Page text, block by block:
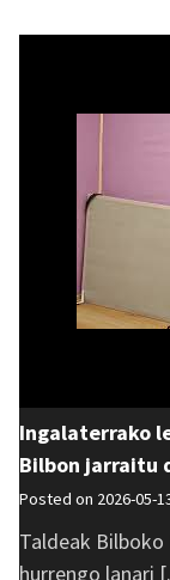
Ingalaterrako
Bilbon jarraitu
Posted on 2026-05-
Taldeak Bilboko
hurrengo lanari